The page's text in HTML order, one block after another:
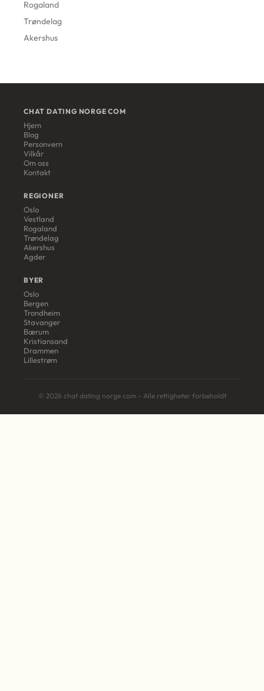
Rogaland
Trøndelag
Akershus
CHAT DATING NORGE COM
Hjem
Blog
Personvern
Vilkår
Om oss
Kontakt
REGIONER
Oslo
Vestland
Rogaland
Trøndelag
Akershus
Agder
BYER
Oslo
Bergen
Trondheim
Stavanger
Bærum
Kristiansand
Drammen
Lillestrøm
© 2026 chat dating norge com - Alle rettigheter forbeholdt